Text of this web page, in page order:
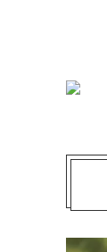
Video